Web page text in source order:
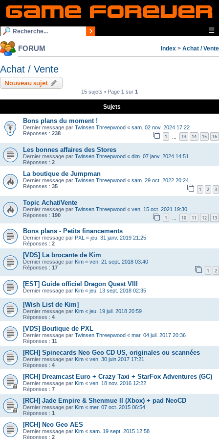
☰
FORUM Index > Achat / Vente
Achat / Vente
Nouveau sujet
15 sujets • Page 1 sur 1
Sujets
Bons plans du moment !
Dernier message par Twinsen Threepwood « sam. 02 nov. 2024 17:22
Réponses : 238 1 13 14 15 16
Les bonnes affaires des Stores
Dernier message par Twinsen Threepwood « dim. 07 janv. 2024 14:51
Réponses : 2
La boutique de Jumpman
Dernier message par Twinsen Threepwood « sam. 29 oct. 2022 20:24
Réponses : 35 1 2 3
Topic Achat/Vente
Dernier message par Twinsen Threepwood « ven. 15 oct. 2021 19:30
Réponses : 190 1 10 11 12 13
Bons plans - Petits financements
Dernier message par PXL « jeu. 31 janv. 2019 21:25
Réponses : 2
[VDS] La brocante de Kim
Dernier message par Kim « ven. 21 sept. 2018 03:40
Réponses : 17 1 2
[EST] Guide officiel Dragon Quest VIII
Dernier message par Kim « jeu. 13 sept. 2018 02:35
[Wish List de Kim]
Dernier message par Kim « jeu. 19 juil. 2018 20:59
Réponses : 4
[VDS] Boutique de PXL
Dernier message par Twinsen Threepwood « mar. 04 juil. 2017 20:36
Réponses : 11
[RCH] Spinecards Neo Geo CD US, originales ou scannées
Dernier message par Kim « ven. 30 juin 2017 17:21
Réponses : 4
[RCH] Dreamcast Euro + Crazy Taxi + StarFox Adventures (GC)
Dernier message par Kim « ven. 18 nov. 2016 12:22
Réponses : 7
[RCH] Jade Empire & Shenmue II (Xbox) + pad NeoCD
Dernier message par Kim « mer. 07 oct. 2015 06:54
Réponses : 1
[RCH] Neo Geo AES
Dernier message par Kim « sam. 19 sept. 2015 12:58
Réponses : 2